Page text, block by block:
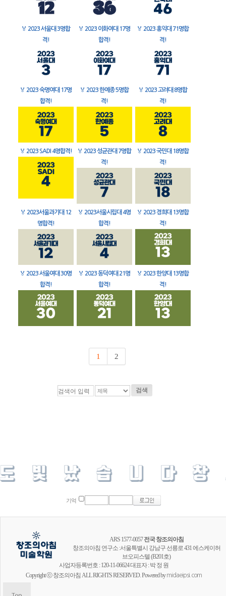
🏅 2023 서울대 3명합
격!
🏅 2023 이화여대 17명
합격!
🏅 2023 홍익대 71명합
격!
🏅 2023 숙명여대 17명
합격!
🏅 2023 한예종 5명합
격!
🏅 2023 고려대 8명합
격!
🏅 2023 SADI 4명합격! 🏅 2023 성균관대 7명합
격!
🏅 2023 국민대 18명합
격!
🏅 2023서울과기대 12
명합격!
🏅 2023서울시립대 4명
합격!
🏅 2023 경희대 13명합
격!
🏅 2023 서울여대 30명
합격!
🏅 2023 동덕여대 21명
합격!
🏅 2023 한양대 13명합
격!
1 2
검색
기억
ARS 1577-0057전국 창조의아침
창조의아침 연구소 :서울특별시 강남구 선릉로 431 에스케이허
브오피스텔 (B201호)
사업자등록번호 : 120-11-06624 대표자 : 박 정 원
Copyright ⓒ 창조의아침 ALL RIGHTS RESERVED. Powered bymidaeipsi.com